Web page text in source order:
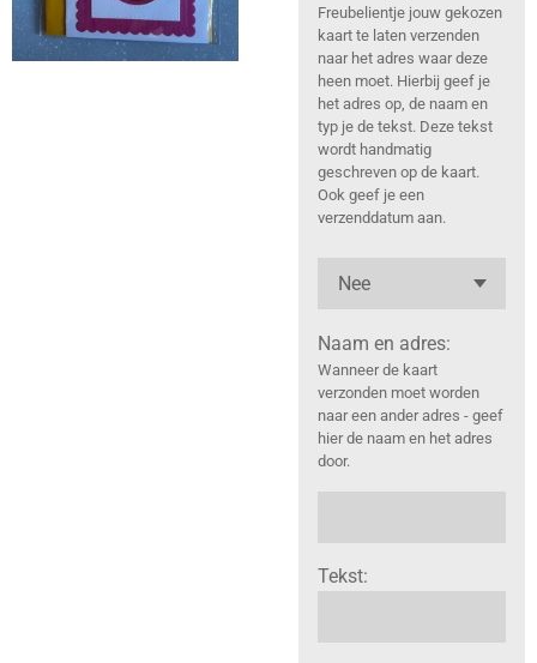
Freubelientje jouw gekozen
kaart te laten verzenden
naar het adres waar deze
heen moet. Hierbij geef je
het adres op, de naam en
typ je de tekst. Deze tekst
wordt handmatig
geschreven op de kaart.
Ook geef je een
verzenddatum aan.
Naam en adres:
Wanneer de kaart
verzonden moet worden
naar een ander adres - geef
hier de naam en het adres
door.
Tekst: